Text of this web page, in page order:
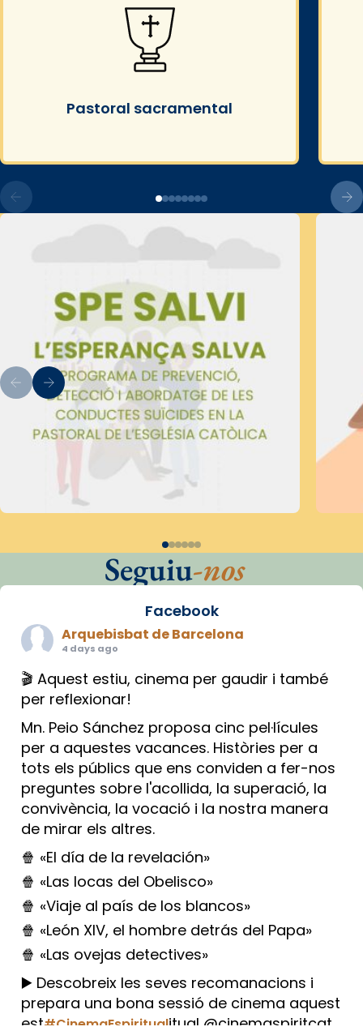
Pastoral sacramental
Seguiu-nos
Facebook
Arquebisbat de Barcelona
4 days ago
🎬 Aquest estiu, cinema per gaudir i també
per reflexionar!
Mn. Peio Sánchez proposa cinc pel·lícules
per a aquestes vacances. Històries per a
tots els públics que ens conviden a fer-nos
preguntes sobre l'acollida, la superació, la
convivència, la vocació i la nostra manera
de mirar els altres.
🍿 «El día de la revelación»
🍿 «Las locas del Obelisco»
🍿 «Viaje al país de los blancos»
🍿 «León XIV, el hombre detrás del Papa»
🍿 «Las ovejas detectives»
▶️ Descobreix les seves recomanacions i
prepara una bona sessió de cinema aquest
est#CinemaEspiritualitual @cinemaspiritcat